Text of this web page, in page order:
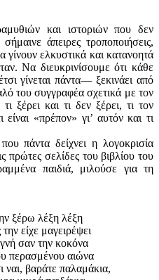
και ιστοριών που δεν
άπειρες τροποποιήσεις,
γίνουν ελκυστικά και κατανοητά
Να διευκρινίσουμε ότι κάθε
γίνεται πάντα— ξεκινάει από
του συγγραφέα σχετικά με τον
ξέρει και τι δεν ξέρει, τι τον
είναι «πρέπον» γι’ αυτόν και τι
πάντα δείχνει η λογοκρισία
πρώτες σελίδες του βιβλίου του
παιδιά, μιλούσε για τη
ξέρω λέξη λέξη
είχε μαγειρέψει
σαν την κοκόνα
περασμένου αιώνα
βαράτε παλαμάκια,